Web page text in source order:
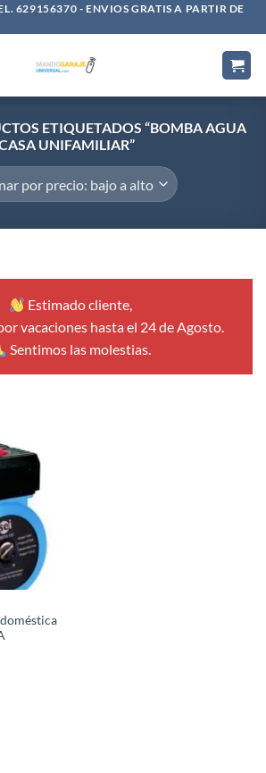
629156370 - ENVIOS GRATIS A PARTIR DE
ETIQUETADOS “BOMBA AGUA
UNIFAMILIAR”
Estimado cliente,
vacaciones hasta el 24 de Agosto.
Sentimos las molestias.